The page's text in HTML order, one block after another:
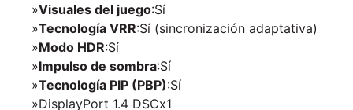
»Visuales del juego:Sí
»Tecnología VRR:Sí (sincronización adaptativa)
»Modo HDR:Sí
»Impulso de sombra:Sí
»Tecnología PIP (PBP):Sí
»DisplayPort 1.4 DSCx1